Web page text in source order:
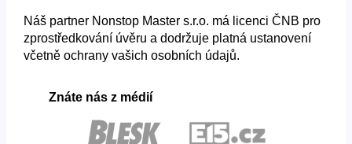
Náš partner Nonstop Master s.r.o. má licenci ČNB pro
zprostředkování úvěru a dodržuje platná ustanovení
včetně ochrany vašich osobních údajů.
Znáte nás z médií